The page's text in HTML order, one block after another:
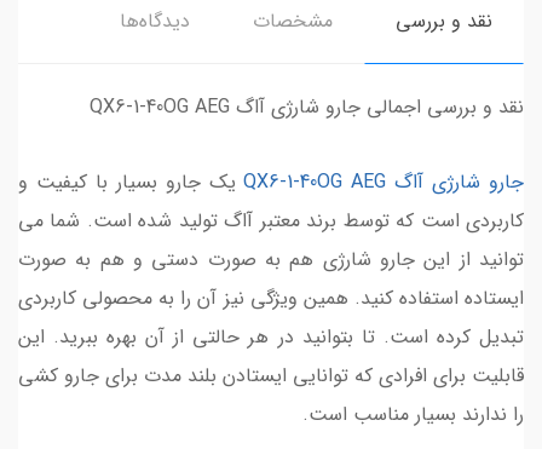
نقد و بررسی مشخصات دیدگاه‌ها
نقد و بررسی اجمالی جارو شارژی آاگ QX6-1-40OG AEG
جارو شارژی آاگ QX6-1-40OG AEG
یک جارو بسیار با کیفیت و
کاربردی است که توسط برند معتبر آاگ تولید شده است. شما می
توانید از این جارو شارژی هم به صورت دستی و هم به صورت
ایستاده استفاده کنید. همین ویژگی نیز آن را به محصولی کاربردی
تبدیل کرده است. تا بتوانید در هر حالتی از آن بهره ببرید. این
قابلیت برای افرادی که توانایی ایستادن بلند مدت برای جارو کشی
را ندارند بسیار مناسب است.